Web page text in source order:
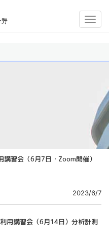
野
習会（6月7日・Zoom開催）
2023/6/7
用講習会（6月14日）分析計測